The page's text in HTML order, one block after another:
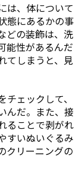
は、体について
態にあるかの事
どの装飾は、洗
能性があるんだ
てしまうと、見
ェックして、
んだ。また、接
ることで剥がれ
すいぬいぐるみ
クリーニングの